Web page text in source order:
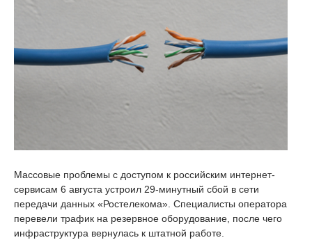
Массовые проблемы с доступом к российским интернет-
сервисам 6 августа устроил 29-минутный сбой в сети
передачи данных «Ростелекома». Специалисты оператора
перевели трафик на резервное оборудование, после чего
инфраструктура вернулась к штатной работе.